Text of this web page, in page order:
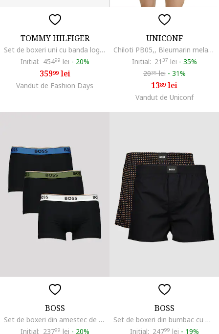
TOMMY HILFIGER
Set de boxeri uni cu banda logo in talie - 7 perechi, Black Onyx
Initial: 45499 lei - 20%
35999lei
Vandut de Fashion Days
UNICONF
Chiloti PB05,, Bleumarin melange
Initial: 21 37 lei - 35%
2035lei - 31%
1389lei
Vandut de Uniconf
BOSS
Set de boxeri din amestec de bumbac - 3 perechi, Negru/Verde feriga
Initial: 23799 lei - 20%
BOSS
Set de boxeri din bumbac cu model uni - 2 perechi, Negru/Maro camel
Initial: 24799 lei - 19%